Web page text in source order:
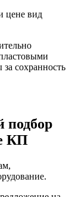
цене вид
сохранность
подбор
КП